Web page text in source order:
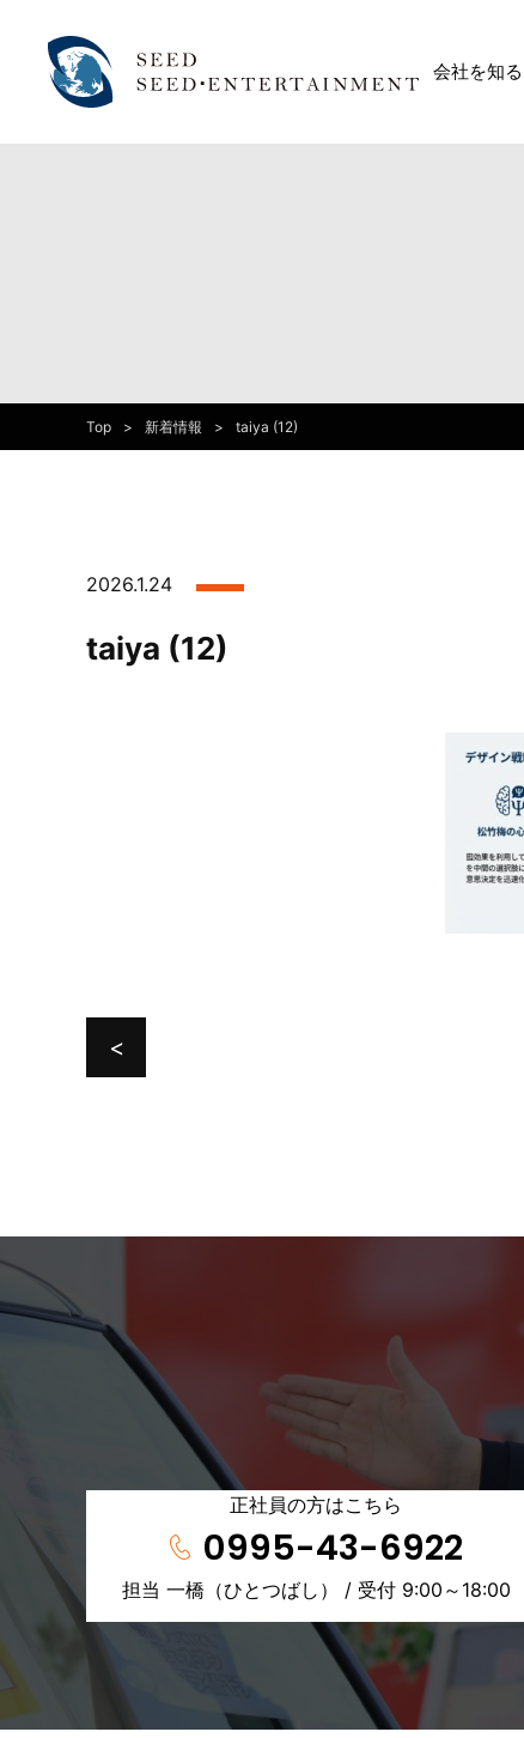
会社を知る
Top 新着情報 taiya (12)
2026.1.24
taiya (12)
<
正社員の方はこちら
0995-43-6922
担当 一橋（ひとつばし） / 受付 9:00～18:00